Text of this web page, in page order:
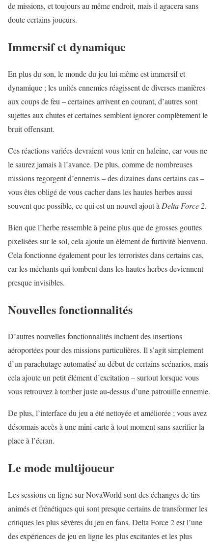
de missions, et toujours au même endroit, mais il agacera sans
doute certains joueurs.
Immersif et dynamique
En plus du son, le monde du jeu lui-même est immersif et
dynamique ; les unités ennemies réagissent de diverses manières
aux coups de feu – certaines arrivent en courant, d’autres sont
sujettes aux chutes et certaines semblent ignorer complètement le
bruit offensant.
Ces réactions variées devraient vous tenir en haleine, car vous ne
le saurez jamais à l’avance. De plus, comme de nombreuses
missions regorgent d’ennemis – des dizaines dans certains cas –
vous êtes obligé de vous cacher dans les hautes herbes aussi
souvent que possible, ce qui est un nouvel ajout à Delta Force 2.
Bien que l’herbe ressemble à peine plus que de grosses gouttes
pixelisées sur le sol, cela ajoute un élément de furtivité bienvenu.
Cela fonctionne également pour les terroristes dans certains cas,
car les méchants qui tombent dans les hautes herbes deviennent
presque invisibles.
Nouvelles fonctionnalités
D’autres nouvelles fonctionnalités incluent des insertions
aéroportées pour des missions particulières. Il s’agit simplement
d’un parachutage automatisé au début de certains scénarios, mais
cela ajoute un petit élément d’excitation – surtout lorsque vous
vous retrouvez à tomber juste au-dessus d’une patrouille ennemie.
De plus, l’interface du jeu a été nettoyée et améliorée ; vous avez
désormais accès à une mini-carte à tout moment sans sacrifier la
place à l’écran.
Le mode multijoueur
Les sessions en ligne sur NovaWorld sont des échanges de tirs
animés et frénétiques qui sont presque certains de transformer les
critiques les plus sévères du jeu en fans. Delta Force 2 est l’une
des expériences de jeu en ligne les plus excitantes et les plus